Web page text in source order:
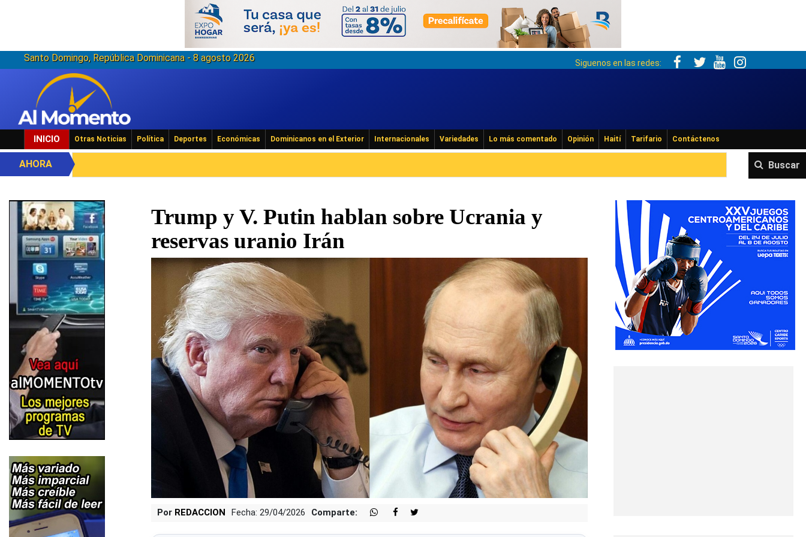
Santo Domingo, República Dominicana - 8 agosto 2026 Siguenos en las redes:
INICIO Otras Noticias Política Deportes Económicas Dominicanos en el Exterior Internacionales Variedades Lo más comentado Opinión Haití Tarifario Contáctenos
Buscar
AHORA
Trump y V. Putin hablan sobre Ucrania y
reservas uranio Irán
Por REDACCION Fecha: 29/04/2026 Comparte: